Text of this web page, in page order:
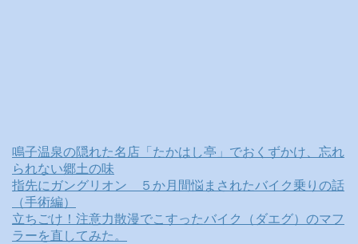
鳴子温泉の隠れた名店「たかはし亭」でおくずかけ、忘れ
られない郷土の味
指先にガングリオン ５か月間悩まされたバイク乗りの話
（手術編）
立ちごけ！注意力散漫でこすったバイク（ダエグ）のマフ
ラーを直してみた。